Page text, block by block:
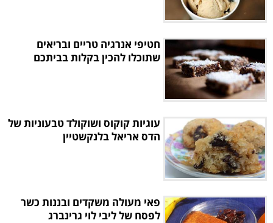
חטיפי אנרגיה טריים ובריאים
שתוכלו להכין בקלות בביתכם
עוגיות קוקוס ושוקולד טבעוניות של
הדס אריאל בלנקשטיין
פאי מעולה משקדים ובננות כשר
לפסח של ליבי לוי גרינברג